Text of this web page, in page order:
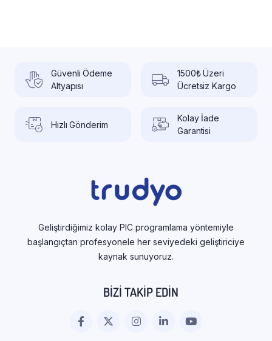
Güvenli Ödeme
Altyapısı
1500₺ Üzeri
Ücretsiz Kargo
Hızlı Gönderim
Kolay İade
Garantisi
Geliştirdiğimiz kolay PIC programlama yöntemiyle
başlangıçtan profesyonele her seviyedeki geliştiriciye
kaynak sunuyoruz.
BIZI TAKIP EDIN